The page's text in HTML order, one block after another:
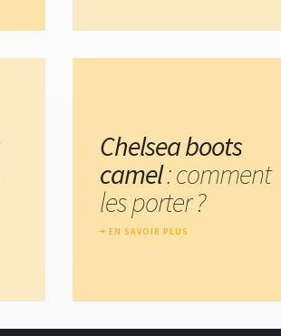
Chelsea boots
camel: comment
les porter ?
EN SAVOIR PLUS